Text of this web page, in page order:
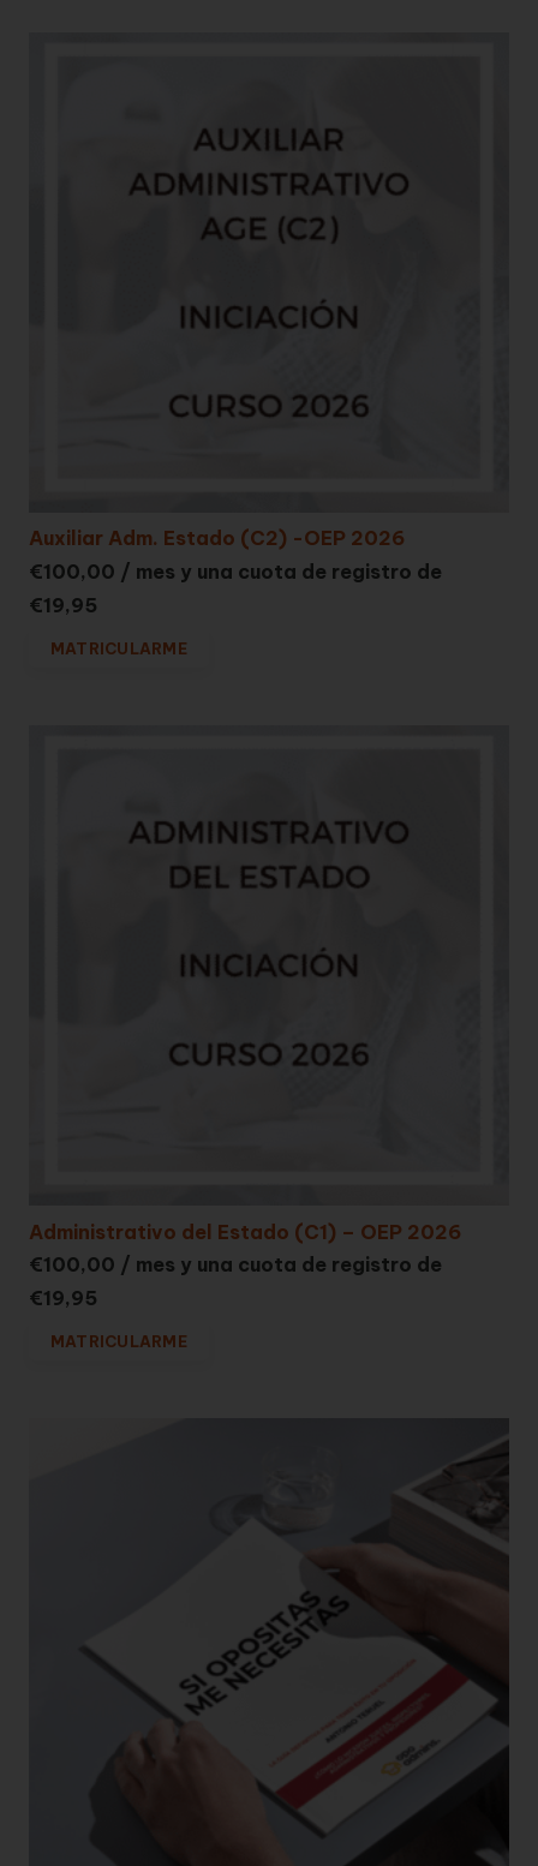
Auxiliar Adm. Estado (C2) -OEP 2026
€100,00 / mes y una cuota de registro de
€19,95
MATRICULARME
Administrativo del Estado (C1) – OEP 2026
€100,00 / mes y una cuota de registro de
€19,95
MATRICULARME